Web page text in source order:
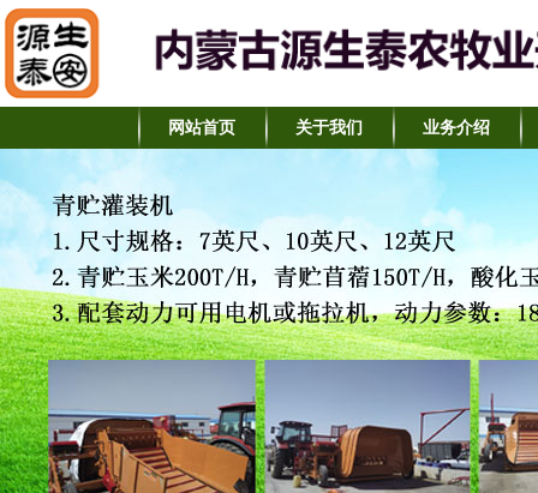
网站首页 关于我们 业务介绍